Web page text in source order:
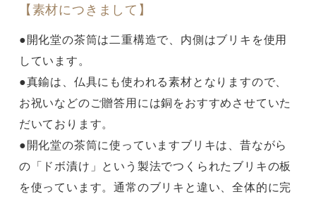
【素材につきまして】
●開化堂の茶筒は二重構造で、内側はブリキを使用
しています。
●真鍮は、仏具にも使われる素材となりますので、
お祝いなどのご贈答用には銅をおすすめさせていた
だいております。
●開化堂の茶筒に使っていますブリキは、昔ながら
の「ドボ漬け」という製法でつくられたブリキの板
を使っています。通常のブリキと違い、全体的に完